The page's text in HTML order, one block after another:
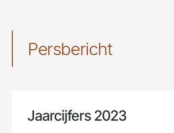
Persbericht
Jaarcijfers 2023